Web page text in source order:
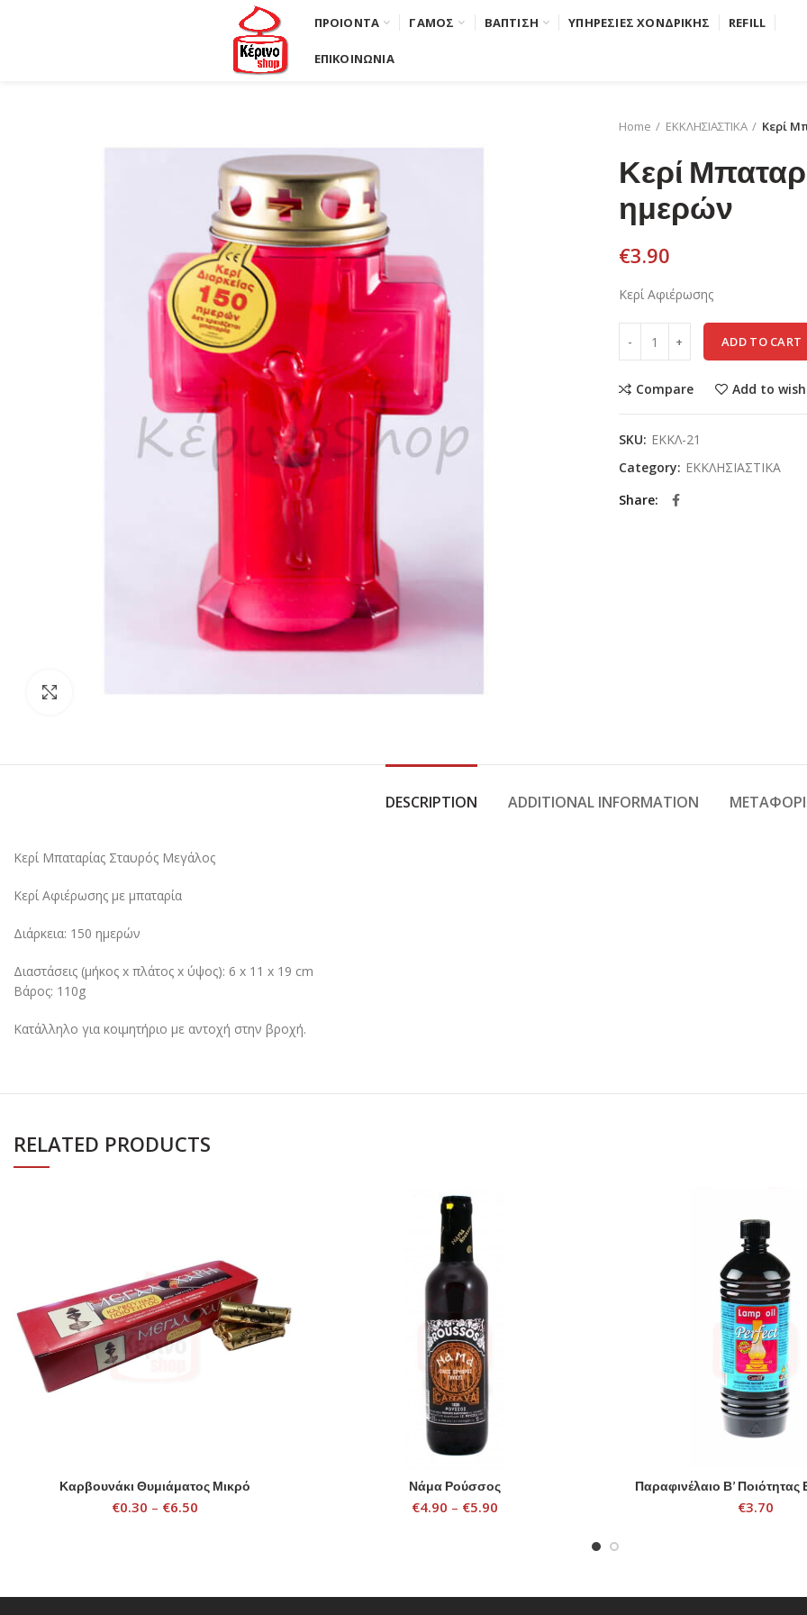
ΠΡΟΙΟΝΤΑ ΓΑΜΟΣ ΒΑΠΤΙΣΗ ΥΠΗΡΕΣΙΕΣ ΧΟΝΔΡΙΚΗΣ REFILL
ΕΠΙΚΟΙΝΩΝΙΑ
Home ΕΚΚΛΗΣΙΑΣΤΙΚΑ Κερί
Κερί
ημερών
€3.90
Κερί Αφιέρωσης
ADD TO CART
Compare Add to
SKU: ΕΚΚΛ-21
Category: ΕΚΚΛΗΣΙΑΣΤΙΚΑ
Share
DESCRIPTION ADDITIONAL INFORMATION
Κερί Μπαταρίας Σταυρός Μεγάλος
Κερί Αφιέρωσης με μπαταρία
Διάρκεια: 150 ημερών
Διαστάσεις (μήκος x πλάτος x ύψος): 6 x 11 x 19 cm
Βάρος: 110g
Κατάλληλο για κοιμητήριο με αντοχή στην βροχή.
RELATED PRODUCTS
SELECT OPTIONS
Καρβουνάκι Θυμιάματος Μικρό
€0.30 – €6.50
SELECT OPTIONS
Νάμα Ρούσσος
€4.90 – €5.90
ADD TO CART
Παραφινέλαιο Β’ Ποιότητας
€3.70